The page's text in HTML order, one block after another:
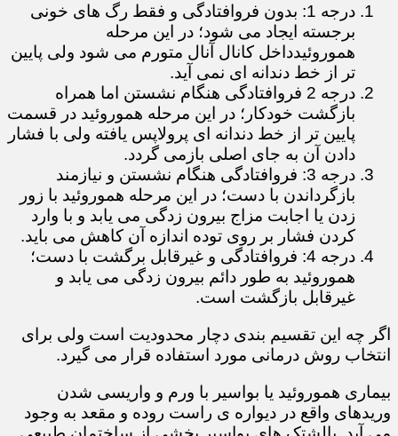
درجه 1: بدون فروافتادگی و فقط رگ های خونی
برجسته ایجاد می شود؛ در این مرحله
هموروئیدداخل کانال آنال متورم می شود ولی پایین
تر از خط دندانه ای نمی آید.
درجه 2 فروافتادگی هنگام نشستن اما همراه
بازگشت خودکار؛ در این مرحله هموروئید در قسمت
پایین تر از خط دندانه ای پرولاپس یافته ولی با فشار
دادن آن به جای اصلی بازمی گردد.
درجه 3: فروافتادگی هنگام نشستن و نیازمند
بازگرداندن با دست؛ در این مرحله هموروئید با زور
زدن یا اجابت مزاج بیرون زدگی می یابد و با وارد
کردن فشار بر روی توده اندازه آن کاهش می باید.
درجه 4: فروافتادگی و غیرقابل برگشت با دست؛
هموروئید به طور دائم بیرون زدگی می یابد و
غیرقابل بازگشت است.
اگر چه این تقسیم بندی دچار محدودیت است ولی برای
انتخاب روش درمانی مورد استفاده قرار می گیرد.
بیماری هموروئید یا بواسیر با ورم و واریسی شدن
وریدهای واقع در دیواره ی راست روده و مقعد به وجود